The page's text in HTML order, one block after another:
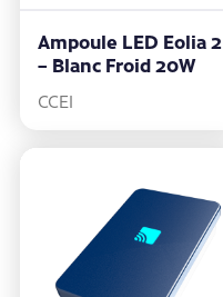
Ampoule LED Eolia 2
– Blanc Froid 20W
CCEI